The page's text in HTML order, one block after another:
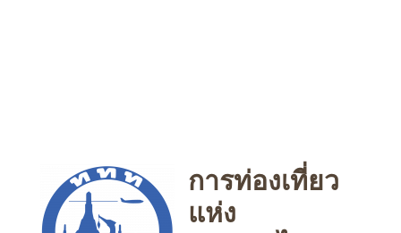
การท่องเที่ยว
แห่ง